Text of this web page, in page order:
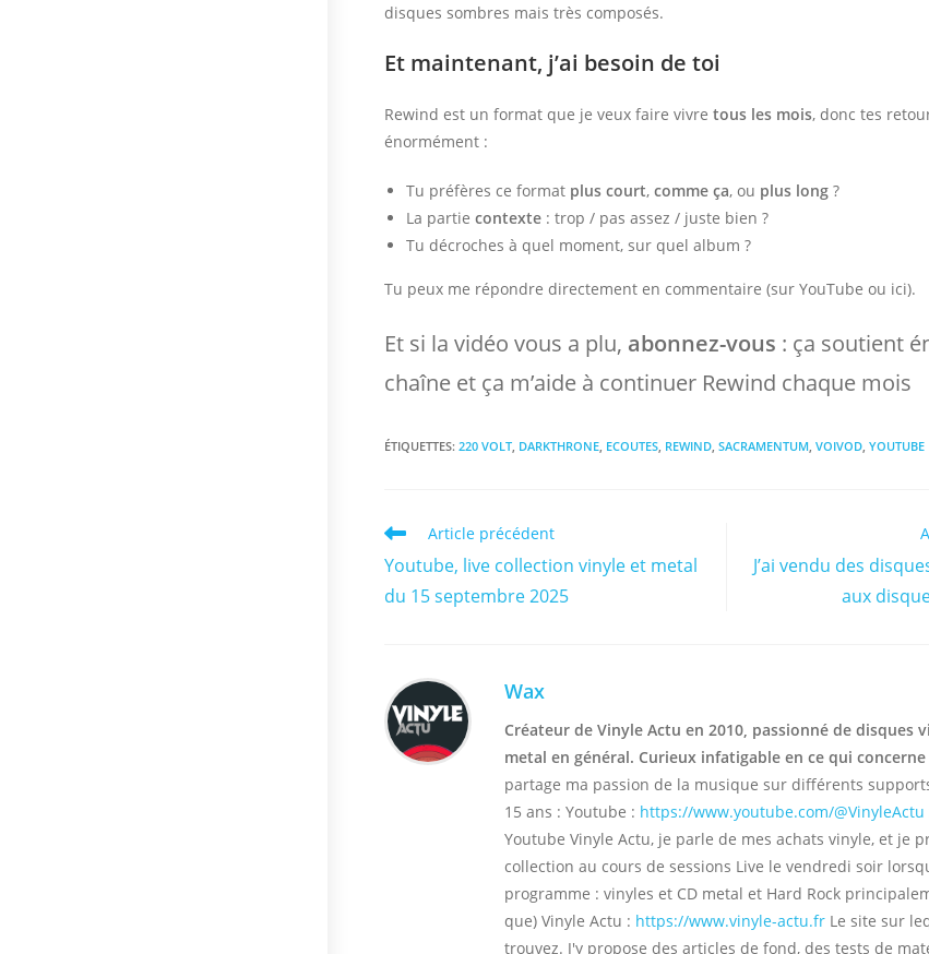
disques sombres mais très composés.
Et maintenant, j’ai besoin de toi
Rewind est un format que je veux faire vivretous les mois, donc tes
énormément :
Tu préfères ce format plus court,comme ça, ou plus long ?
La partiecontexte : trop / pas assez / juste bien ?
Tu décroches à quel moment, sur quel album ?
Tu peux me répondre directement en commentaire (sur YouTube ou ici).
Et si la vidéo vous a plu, abonnez-vous : ça soutient
chaîne et ça m’aide à continuer Rewind chaque mois
ÉTIQUETTES:220 VOLT DARKTHRONE ECOUTES REWIND SACRAMENTUM VOIVOD YOUTUBE
Read
articles
Article précédent
Youtube, live collection vinyle et metal
du 15 septembre 2025
J’ai vendu des
aux
Wax
Créateur de Vinyle Actu en 2010, passionné de disques
metal en général. Curieux infatigable en ce qui
partage ma passion de la musique sur différents
15 ans : Youtube : https://www.youtube.com/@VinyleActu
Youtube Vinyle Actu, je parle de mes achats vinyle, et je
collection au cours de sessions Live le vendredi soir
programme : vinyles et CD metal et Hard Rock
que) Vinyle Actu : https://www.vinyle-actu.fr Le site sur
trouvez. J'y propose des articles de fond, des tests de